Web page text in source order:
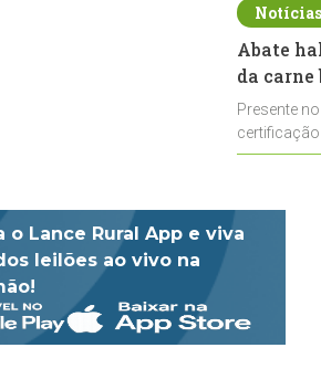
Abate
da
Presente
o Lance Rural App e viva
leilões ao vivo na